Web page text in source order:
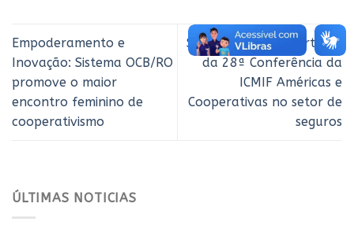
Empoderamento e
Inovação: Sistema OCB/RO
promove o maior
encontro feminino de
cooperativismo
Sistema OCB/RO participa
da 28ª Conferência da
ICMIF Américas e
Cooperativas no setor de
seguros
ÚLTIMAS NOTICIAS